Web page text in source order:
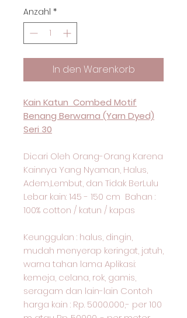
Anzahl *
In den Warenkorb
Kain Katun Combed Motif
Benang Berwarna (Yarn Dyed)
Seri 30
Dicari Oleh Orang-Orang Karena
Kainnya Yang Nyaman, Halus,
Adem,Lembut, dan Tidak BerLulu
Lebar kain: 145 - 150 cm Bahan :
100% cotton / katun / kapas
Keunggulan : halus, dingin,
mudah menyerap keringat, jatuh,
warna tahan lama Aplikasi:
kemeja, celana, rok, gamis,
seragam dan lain-lain Contoh
harga kain : Rp. 5000.000,- per 100